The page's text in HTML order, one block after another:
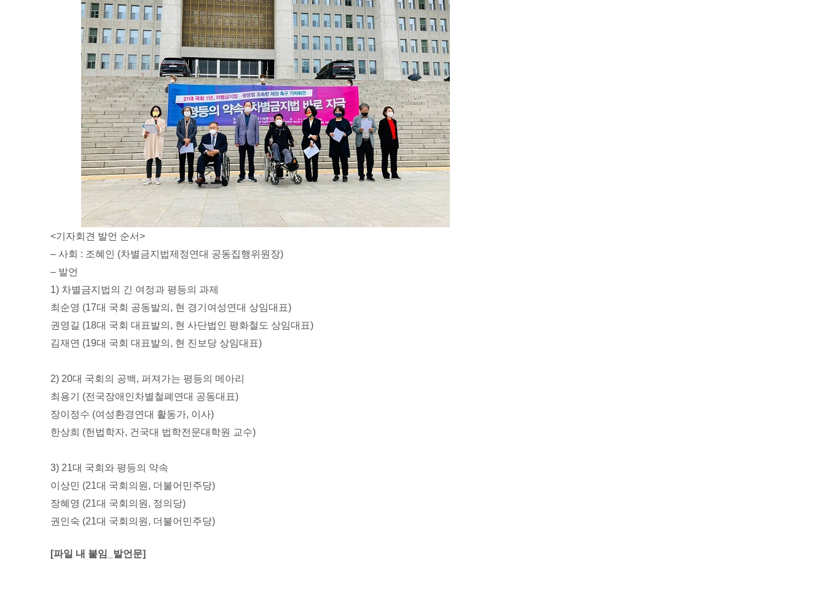
<기자회견 발언 순서>
– 사회 : 조혜인 (차별금지법제정연대 공동집행위원장)
– 발언
1) 차별금지법의 긴 여정과 평등의 과제
최순영 (17대 국회 공동발의, 현 경기여성연대 상임대표)
권영길 (18대 국회 대표발의, 현 사단법인 평화철도 상임대표)
김재연 (19대 국회 대표발의, 현 진보당 상임대표)
2) 20대 국회의 공백, 퍼져가는 평등의 메아리
최용기 (전국장애인차별철폐연대 공동대표)
장이정수 (여성환경연대 활동가, 이사)
한상희 (헌법학자, 건국대 법학전문대학원 교수)
3) 21대 국회와 평등의 약속
이상민 (21대 국회의원, 더불어민주당)
장혜영 (21대 국회의원, 정의당)
권인숙 (21대 국회의원, 더불어민주당)
[파일 내 붙임 발언문]